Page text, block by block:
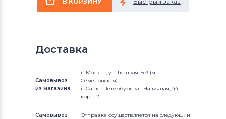
Доставка
Самовывоз
из магазина
г. Москва, ул. Ткацкая, 5с3 (м.
Семеновская)
г. Санкт-Петербург, ул. Наличная, 44,
корп. 2
Самовывоз
Отправка осуществляется на следующий